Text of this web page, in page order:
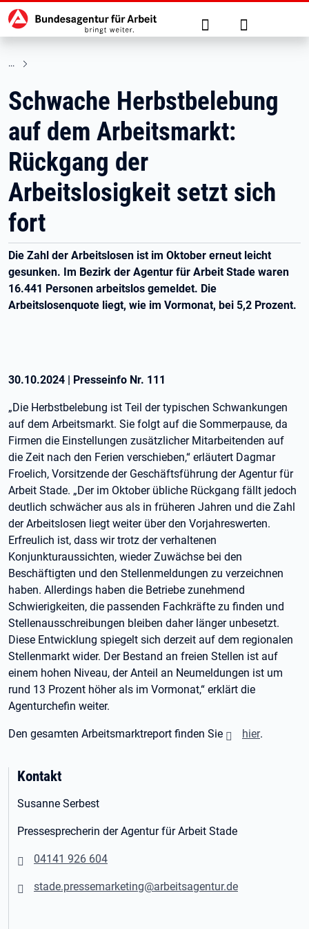
zu den Hauptinhalten springen
Hauptnavigation Suche Anmelden
Schwache Herbstbelebung
auf dem Arbeitsmarkt:
Rückgang der
Arbeitslosigkeit setzt sich
fort
Die Zahl der Arbeitslosen ist im Oktober erneut leicht
gesunken. Im Bezirk der Agentur für Arbeit Stade waren
16.441 Personen arbeitslos gemeldet. Die
Arbeitslosenquote liegt, wie im Vormonat, bei 5,2 Prozent.
30.10.2024 | Presseinfo Nr. 111
„Die Herbstbelebung ist Teil der typischen Schwankungen
auf dem Arbeitsmarkt. Sie folgt auf die Sommerpause, da
Firmen die Einstellungen zusätzlicher Mitarbeitenden auf
die Zeit nach den Ferien verschieben,“ erläutert Dagmar
Froelich, Vorsitzende der Geschäftsführung der Agentur für
Arbeit Stade. „Der im Oktober übliche Rückgang fällt jedoch
deutlich schwächer aus als in früheren Jahren und die Zahl
der Arbeitslosen liegt weiter über den Vorjahreswerten.
Erfreulich ist, dass wir trotz der verhaltenen
Konjunkturaussichten, wieder Zuwächse bei den
Beschäftigten und den Stellenmeldungen zu verzeichnen
haben. Allerdings haben die Betriebe zunehmend
Schwierigkeiten, die passenden Fachkräfte zu finden und
Stellenausschreibungen bleiben daher länger unbesetzt.
Diese Entwicklung spiegelt sich derzeit auf dem regionalen
Stellenmarkt wider. Der Bestand an freien Stellen ist auf
einem hohen Niveau, der Anteil an Neumeldungen ist um
rund 13 Prozent höher als im Vormonat,“ erklärt die
Agenturchefin weiter.
Den gesamten Arbeitsmarktreport finden Sie hier.
Kontakt
Susanne Serbest
Pressesprecherin der Agentur für Arbeit Stade
04141 926 604
stade.pressemarketing@arbeitsagentur.de